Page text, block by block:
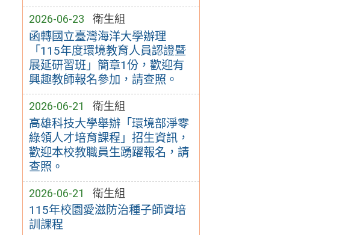
2026-06-23 衛生組
函轉國立臺灣海洋大學辦理
「115年度環境教育人員認證暨
展延研習班」簡章1份，歡迎有
興趣教師報名參加，請查照。
2026-06-21 衛生組
高雄科技大學舉辦「環境部淨零
綠領人才培育課程」招生資訊，
歡迎本校教職員生踴躍報名，請
查照。
2026-06-21 衛生組
115年校園愛滋防治種子師資培
訓課程